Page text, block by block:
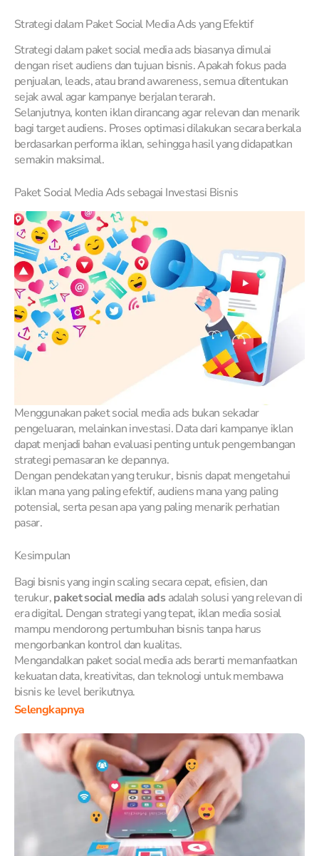
Strategi dalam Paket Social Media Ads yang Efektif
Strategi dalam paket social media ads biasanya dimulai
dengan riset audiens dan tujuan bisnis. Apakah fokus pada
penjualan, leads, atau brand awareness, semua ditentukan
sejak awal agar kampanye berjalan terarah.
Selanjutnya, konten iklan dirancang agar relevan dan menarik
bagi target audiens. Proses optimasi dilakukan secara berkala
berdasarkan performa iklan, sehingga hasil yang didapatkan
semakin maksimal.
Paket Social Media Ads sebagai Investasi Bisnis
Menggunakan paket social media ads bukan sekadar
pengeluaran, melainkan investasi. Data dari kampanye iklan
dapat menjadi bahan evaluasi penting untuk pengembangan
strategi pemasaran ke depannya.
Dengan pendekatan yang terukur, bisnis dapat mengetahui
iklan mana yang paling efektif, audiens mana yang paling
potensial, serta pesan apa yang paling menarik perhatian
pasar.
Kesimpulan
Bagi bisnis yang ingin scaling secara cepat, efisien, dan
terukur,paket social media adsadalah solusi yang relevan di
era digital. Dengan strategi yang tepat, iklan media sosial
mampu mendorong pertumbuhan bisnis tanpa harus
mengorbankan kontrol dan kualitas.
Mengandalkan paket social media ads berarti memanfaatkan
kekuatan data, kreativitas, dan teknologi untuk membawa
bisnis ke level berikutnya.
Selengkapnya